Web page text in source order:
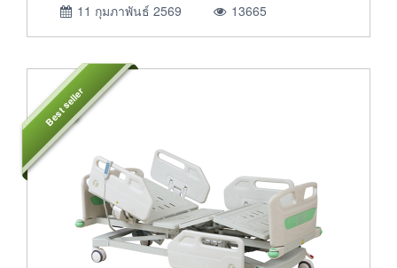
11 กุมภาพันธ์ 2569 13665
Best seller